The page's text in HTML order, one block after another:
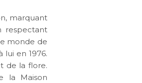
marquant
respectant
monde de
lui en 1976.
de la flore.
la Maison